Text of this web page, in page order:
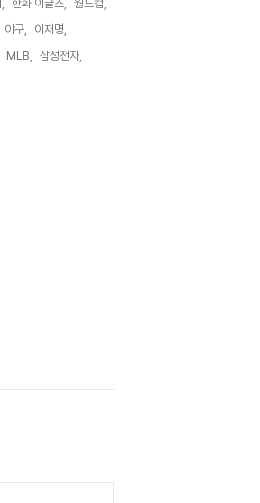
한화 이글스,
월드컵,
야구,
이재명,
MLB,
삼성전자,